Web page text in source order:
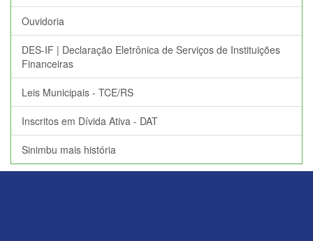
Ouvidoria
DES-IF | Declaração Eletrônica de Serviços de Instituições
Financeiras
Leis Municipais - TCE/RS
Inscritos em Dívida Ativa - DAT
Sinimbu mais história